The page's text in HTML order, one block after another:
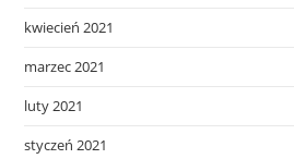
kwiecień 2021
marzec 2021
luty 2021
styczeń 2021